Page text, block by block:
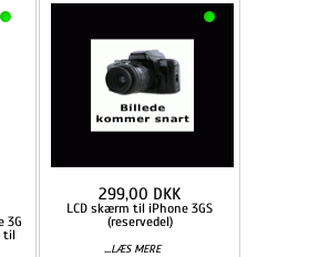
3G
til
LCD skærm til iPhone 3GS
(reservedel)
...LÆS MERE
299,00 DKK